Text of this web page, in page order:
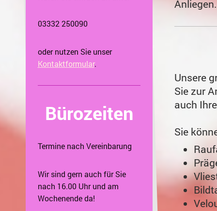
Anliegen.
Unsere
Sie zur
auch
Sie
03332 250090
oder nutzen Sie unser
Kontaktformular.
Bürozeiten
Termine nach Vereinbarung
Wir sind gern auch für Sie
nach 16.00 Uhr und am
Wochenende da!